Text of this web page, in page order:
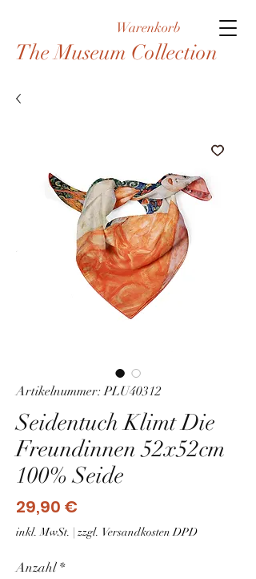
Warenkorb
The Museum Collection
Artikelnummer: PLU40312
Seidentuch Klimt Die
Freundinnen 52x52cm
100% Seide
29,90 €
inkl. MwSt. | zzgl. Versandkosten DPD
Anzahl *